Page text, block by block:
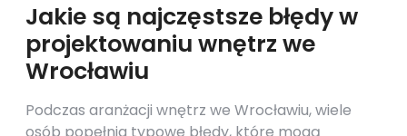
Jakie są najczęstsze błędy w
projektowaniu wnętrz we
Wrocławiu
Podczas aranżacji wnętrz we Wrocławiu, wiele